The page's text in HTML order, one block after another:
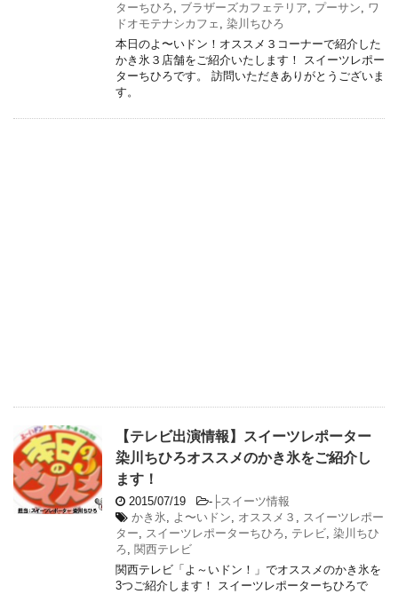
ターちひろ , ブラザーズカフェテリア, プーサン, ワ
ドオモテナシカフェ , 染川ちひろ
本日のよ〜いドン！オススメ３コーナーで紹介した
かき氷３店舗をご紹介いたします！ スイーツレポー
ターちひろです。 訪問いただきありがとうございま
す。
【テレビ出演情報】スイーツレポーター
染川ちひろオススメのかき氷をご紹介し
ます！
2015/07/19 - ├スイーツ情報
かき氷, よ〜いドン, オススメ３ , スイーツレポー
ター, スイーツレポーターちひろ , テレビ, 染川ちひ
ろ , 関西テレビ
関西テレビ「よ～いドン！」でオススメのかき氷を
3つご紹介します！ スイーツレポーターちひろで